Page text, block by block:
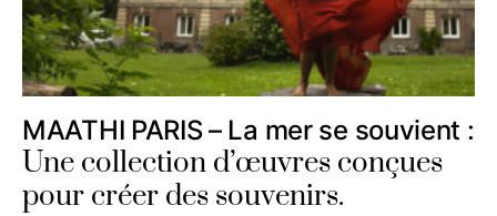
MAATHI PARIS – La mer se souvient :
Une collection d’œuvres conçues
pour créer des souvenirs.